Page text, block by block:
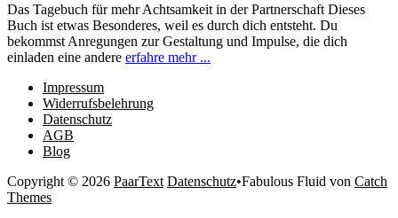
Das Tagebuch für mehr Achtsamkeit in der Partnerschaft Dieses
Buch ist etwas Besonderes, weil es durch dich entsteht. Du
bekommst Anregungen zur Gestaltung und Impulse, die dich
einladen eine andere erfahre mehr ...
Impressum
Widerrufsbelehrung
Datenschutz
AGB
Blog
Copyright © 2026 PaarText Datenschutz•Fabulous Fluid von Catch
Themes